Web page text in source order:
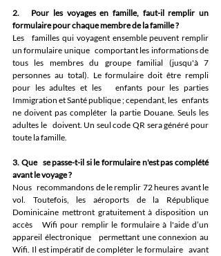
2.   Pour les voyages en famille, faut-il remplir un
formulaire pour chaque membre de la famille ?
Les   familles qui voyagent ensemble peuvent remplir
un formulaire unique   comportant les informations de
tous les membres du groupe familial (jusqu'à 7
personnes au total). Le formulaire doit être rempli
pour les adultes et les   enfants pour les parties
Immigration et Santé publique ; cependant, les   enfants
ne doivent pas compléter la partie Douane. Seuls les
adultes le   doivent. Un seul code QR sera généré pour
toute la famille.
3. Que   se passe-t-il si le formulaire n'est pas complété
avant le voyage ?
Nous   recommandons de le remplir 72 heures avant le
vol. Toutefois, les aéroports de la République
Dominicaine mettront gratuitement à disposition un
accès   Wifi pour remplir le formulaire à l'aide d’un
appareil électronique   permettant une connexion au
Wifi. Il est impératif de compléter le formulaire   avant